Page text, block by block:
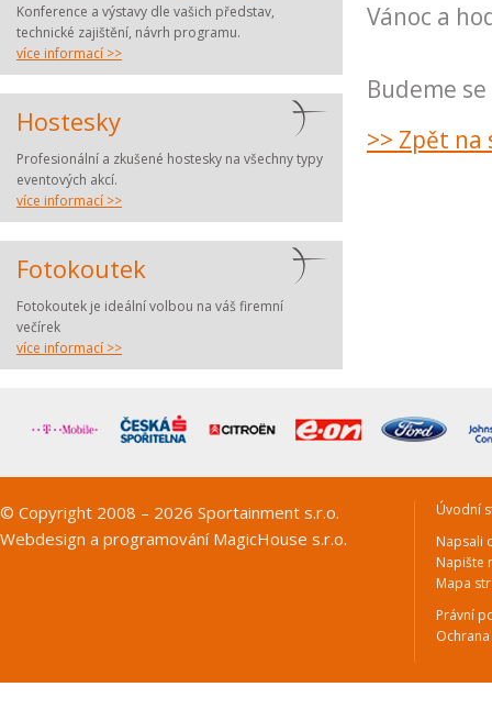
Konference a výstavy dle vašich představ,
technické zajištění, návrh programu.
více informací >>
Hostesky
Profesionální a zkušené hostesky na všechny typy
eventových akcí.
více informací >>
Fotokoutek
Fotokoutek je ideální volbou na váš firemní
večírek
více informací >>
Vánoc a
Budeme
>> Zpět na
© Copyright 2008 – 2026 Sportainment s.r.o.
Webdesign a programování MagicHouse s.r.o.
Úvodní
Napsali
Napište
Mapa
Právní